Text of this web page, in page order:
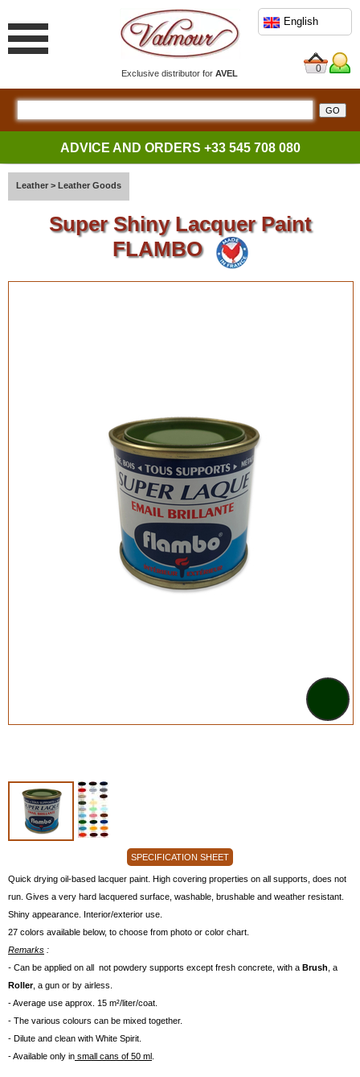
Exclusive distributor forAVEL
English
0
ADVICE AND ORDERS +33 545 708 080
Leather > Leather Goods
Super Shiny Lacquer Paint
FLAMBO
SPECIFICATION SHEET
Quick drying oil-based lacquer paint. High covering properties on all supports, does not
run. Gives a very hard lacquered surface, washable, brushable and weather resistant.
Shiny appearance. Interior/exterior use.
27 colors available below, to choose from photo or color chart.
Remarks :
- Can be applied on all not powdery supports except fresh concrete, with a Brush , a
Roller, a gun or by airless.
- Average use approx. 15 m²/liter/coat.
- The various colours can be mixed together.
- Dilute and clean with White Spirit.
- Available only in small cans of 50 ml